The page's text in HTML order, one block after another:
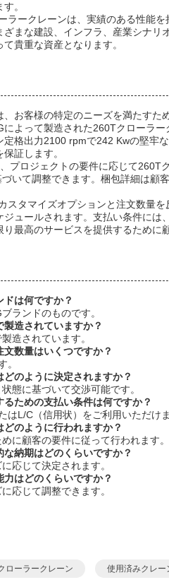
。
ラークレーンは、実績のある性能
まな建設、インフラ、産業シナ
貴重な資産となります。
お客様の特定のニーズを満たすた
よって製造された260Tクローラ
格出力2100 rpmで242 Kwの堅牢
証します。
プロジェクトの要件に応じて260T
いて調整できます。梱包詳細は顧
スタマイズオプションと注文数量
ュールされます。支払い条件には
最高のサービスを提供するために
は何ですか？
ランドのものです。
造されていますか？
造されています。
数量はいくつですか？
。
のように決定されますか？
態に基づいて交渉可能です。
ための支払い条件は何ですか？
L/C（信用状）をご利用いただけま
のように行われますか？
に顧客の要件に従って行われます。
納期はどのくらいですか？
応じて決定されます。
はどのくらいですか？
応じて調整できます。
ローラークレーン 使用済みクレー